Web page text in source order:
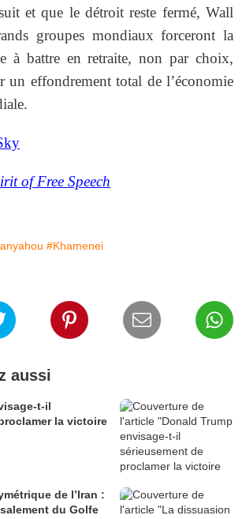
et que le détroit reste fermé, Wall
groupes mondiaux forceront la
à battre en retraite, non par choix,
un effondrement total de l’économie
of Free Speech
#Khamenei
aussi
t-il
la victoire
de l’Iran :
du Golfe